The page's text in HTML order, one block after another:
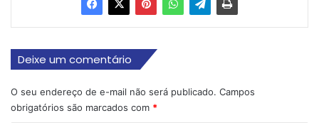
Deixe um comentário
O seu endereço de e-mail não será publicado. Campos
obrigatórios são marcados com *